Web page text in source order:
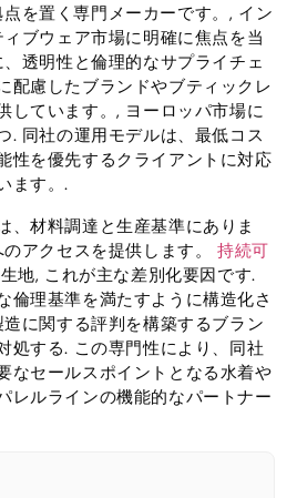
を置く専門メーカーです。, イン
ブウェア市場に明確に焦点を当
透明性と倫理的なサプライチェ
配慮したブランドやブティックレ
しています。, ヨーロッパ市場に
. 同社の運用モデルは、最低コス
性を優先するクライアントに対応
ます。.
、材料調達と生産基準にありま
アクセスを提供します。 持続可
生地, これが主な差別化要因です.
倫理基準を満たすように構造化さ
に関する評判を構築するブラン
処する. この専門性により、同社
なセールスポイントとなる水着や
レルラインの機能的なパートナー